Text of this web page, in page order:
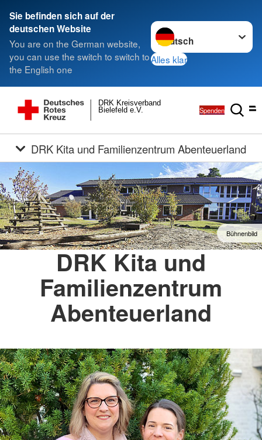
Sie befinden sich auf der
deutschen Website
You are on the German website,
you can use the switch to switch to
the English one
Sprache wechseln zu
Alles klar
Bielefeld e.V.
DRK Kreisverband
Spenden
DRK Kita und Familienzentrum Abenteuerland
Bühnenbild
DRK Kita und
Familienzentrum
Abenteuerland